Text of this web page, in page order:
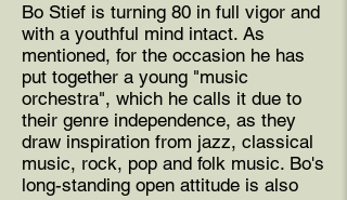
Bo Stief is turning 80 in full vigor and
with a youthful mind intact. As
mentioned, for the occasion he has
put together a young "music
orchestra", which he calls it due to
their genre independence, as they
draw inspiration from jazz, classical
music, rock, pop and folk music. Bo's
long-standing open attitude is also